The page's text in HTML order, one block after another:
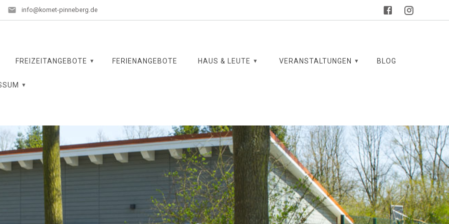
info@komet-pinneberg.de
FREIZEITANGEBOTE FERIENANGEBOTE HAUS & LEUTE VERANSTALTUNGEN BLOG